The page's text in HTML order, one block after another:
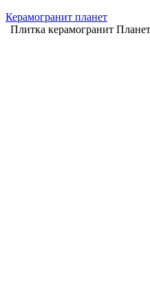
Керамогранит планет
Плитка керамогранит